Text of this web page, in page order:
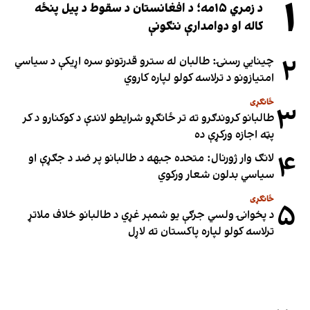
۱
د زمري ۱۵مه؛ د افغانستان د سقوط د پیل پنځه
کاله او دوامدارې ننګونې
۲ چینایي رسنۍ: طالبان له سترو قدرتونو سره اړیکې د سیاسي
امتیازونو د ترلاسه کولو لپاره کاروي
۳ ځانګړی
طالبانو کروندګرو ته تر ځانګړو شرایطو لاندې د کوکنارو د کر
پټه اجازه ورکړې ده
۴ لانګ وار ژورنال: متحده جبهه د طالبانو پر ضد د جګړې او
سیاسي بدلون شعار ورکوي
۵ ځانګړی
د پخوانۍ ولسي جرګې یو شمېر غړي د طالبانو خلاف ملاتړ
ترلاسه کولو لپاره پاکستان ته لاړل